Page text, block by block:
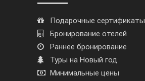
Подарочные сертификаты
Бронирование отелей
Раннее бронирование
Туры на Новый год
Минимальные цены